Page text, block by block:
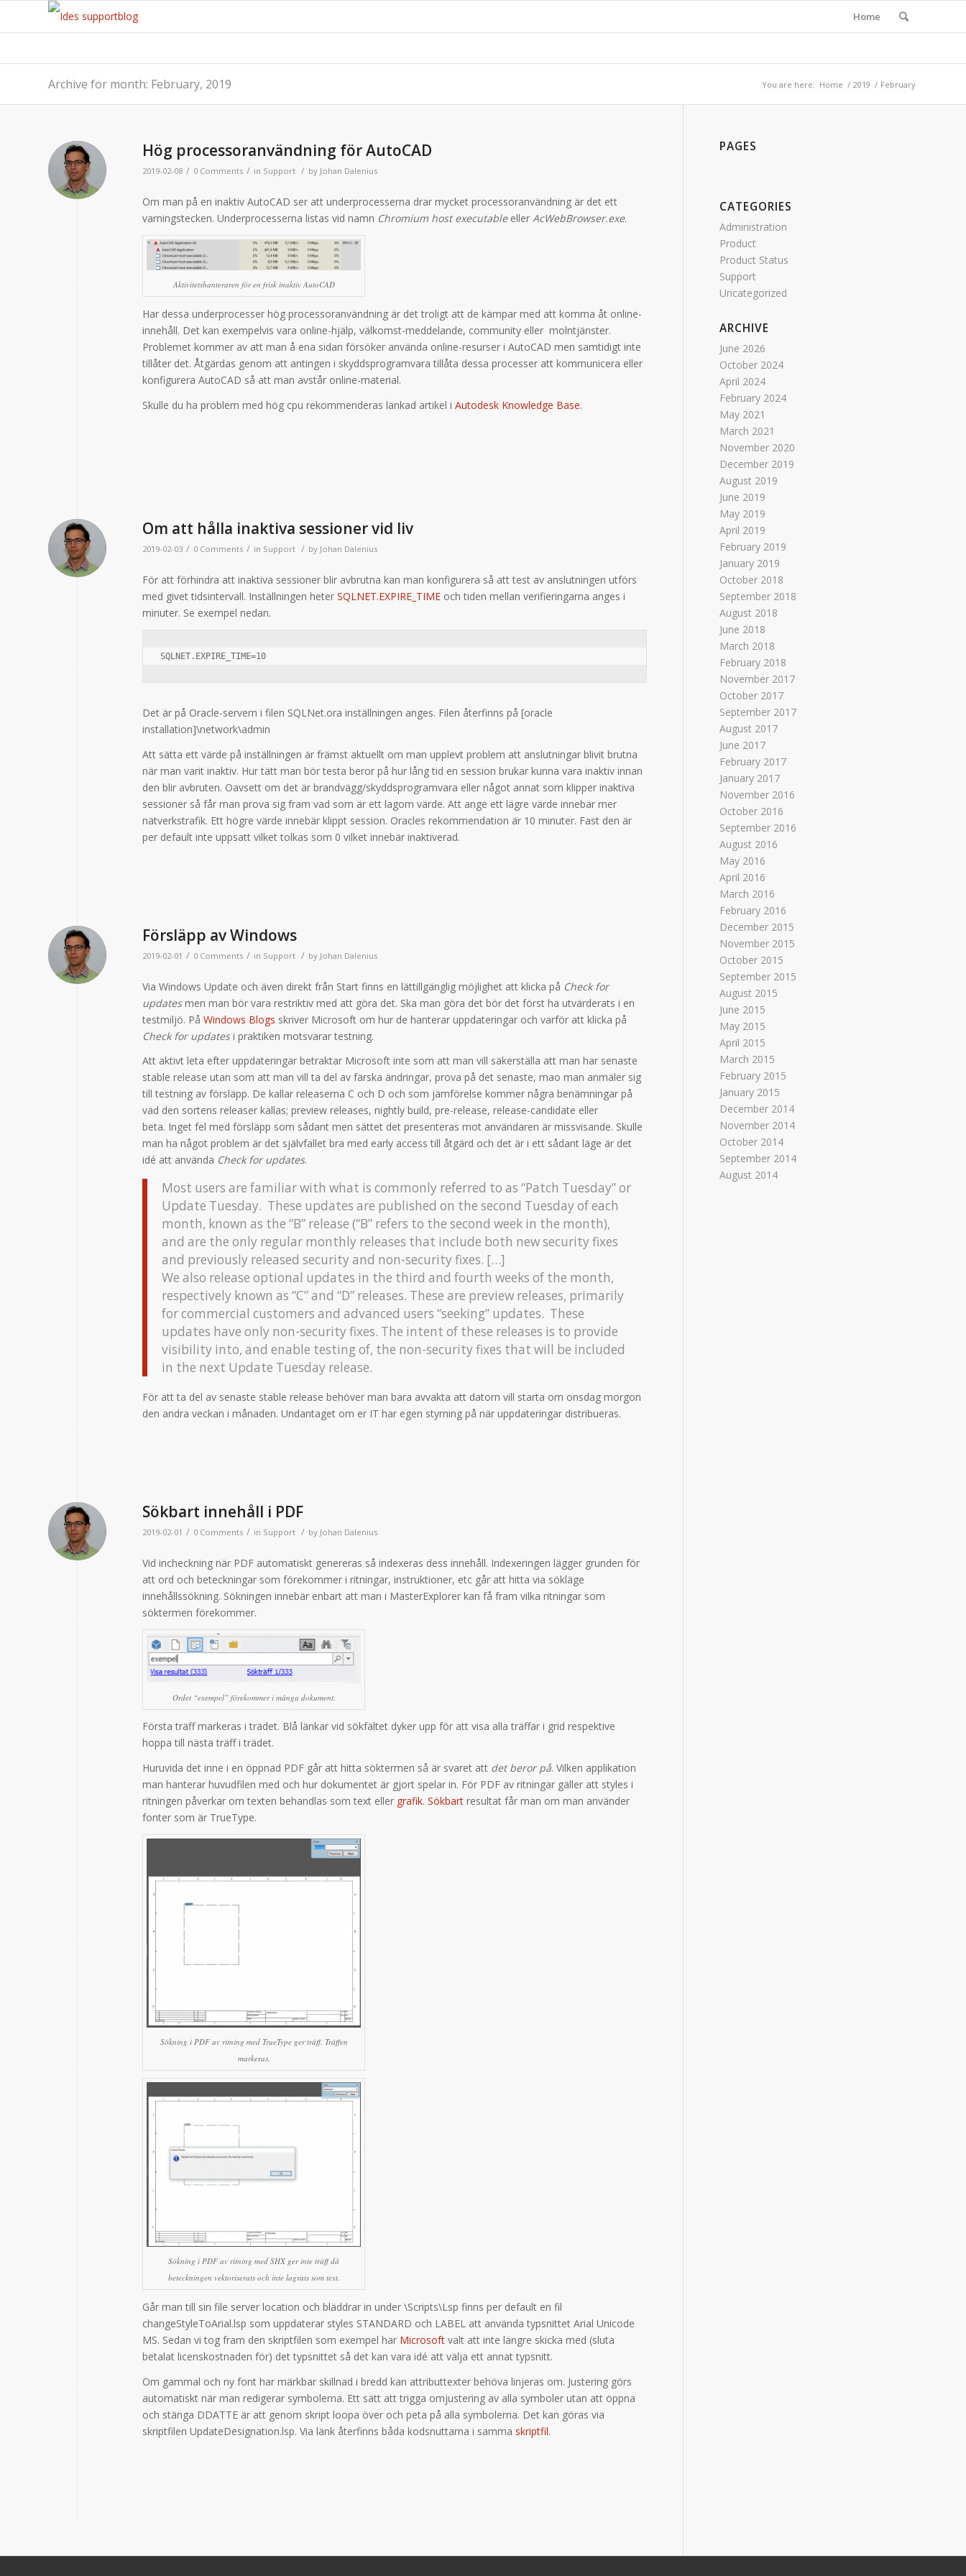
Home
Archive for month: February, 2019 You are here: Home / 2019 / February
Hög processoranvändning för AutoCAD
2019-02-08 / 0 Comments / in Support / by Johan Dalenius
Om man på en inaktiv AutoCAD ser att underprocesserna drar mycket processoranvändning är det ett
varningstecken. Underprocesserna listas vid namn Chromium host executableeller AcWebBrowser.exe.
Aktivitetshanteraren för en frisk inaktiv AutoCAD
Har dessa underprocesser hög processoranvändning är det troligt att de kämpar med att komma åt online-
innehåll. Det kan exempelvis vara online-hjälp, välkomst-meddelande, community eller molntjänster.
Problemet kommer av att man å ena sidan försöker använda online-resurser i AutoCAD men samtidigt inte
tillåter det. Åtgärdas genom att antingen i skyddsprogramvara tillåta dessa processer att kommunicera eller
konfigurera AutoCAD så att man avstår online-material.
Skulle du ha problem med hög cpu rekommenderas länkad artikel i Autodesk Knowledge Base.
Om att hålla inaktiva sessioner vid liv
2019-02-03 / 0 Comments / in Support / by Johan Dalenius
För att förhindra att inaktiva sessioner blir avbrutna kan man konfigurera så att test av anslutningen utförs
med givet tidsintervall. Inställningen heter SQLNET.EXPIRE_TIME och tiden mellan verifieringarna anges i
minuter. Se exempel nedan.
SQLNET.EXPIRE_TIME=10
Det är på Oracle-servern i filen SQLNet.ora inställningen anges. Filen återfinns på [oracle
installation]\network\admin
Att sätta ett värde på inställningen är främst aktuellt om man upplevt problem att anslutningar blivit brutna
när man varit inaktiv. Hur tätt man bör testa beror på hur lång tid en session brukar kunna vara inaktiv innan
den blir avbruten. Oavsett om det är brandvägg/skyddsprogramvara eller något annat som klipper inaktiva
sessioner så får man prova sig fram vad som är ett lagom värde. Att ange ett lägre värde innebär mer
nätverkstrafik. Ett högre värde innebär klippt session. Oracles rekommendation är 10 minuter. Fast den är
per default inte uppsatt vilket tolkas som 0 vilket innebär inaktiverad.
Försläpp av Windows
2019-02-01 / 0 Comments / in Support / by Johan Dalenius
Via Windows Update och även direkt från Start finns en lättillgänglig möjlighet att klicka på Check for
updatesmen man bör vara restriktiv med att göra det. Ska man göra det bör det först ha utvärderats i en
testmiljö. På Windows Blogs skriver Microsoft om hur de hanterar uppdateringar och varför att klicka på
Check for updatesi praktiken motsvarar testning.
Att aktivt leta efter uppdateringar betraktar Microsoft inte som att man vill säkerställa att man har senaste
stable release utan som att man vill ta del av färska ändringar, prova på det senaste, mao man anmäler sig
till testning av försläpp. De kallar releaserna C och D och som jämförelse kommer några benämningar på
vad den sortens releaser kallas; preview releases, nightly build, pre-release, release-candidate eller
beta. Inget fel med försläpp som sådant men sättet det presenteras mot användaren är missvisande. Skulle
man ha något problem är det självfallet bra med early access till åtgärd och det är i ett sådant läge är det
idé att använda Check for updates.
Most users are familiar with what is commonly referred to as “Patch Tuesday” or
Update Tuesday. These updates are published on the second Tuesday of each
month, known as the “B” release (“B” refers to the second week in the month),
and are the only regular monthly releases that include both new security fixes
and previously released security and non-security fixes. […]
We also release optional updates in the third and fourth weeks of the month,
respectively known as “C” and “D” releases. These are preview releases, primarily
for commercial customers and advanced users “seeking” updates. These
updates have only non-security fixes. The intent of these releases is to provide
visibility into, and enable testing of, the non-security fixes that will be included
in the next Update Tuesday release.
För att ta del av senaste stable release behöver man bara avvakta att datorn vill starta om onsdag morgon
den andra veckan i månaden. Undantaget om er IT har egen styrning på när uppdateringar distribueras.
Sökbart innehåll i PDF
2019-02-01 / 0 Comments / in Support / by Johan Dalenius
Vid incheckning när PDF automatiskt genereras så indexeras dess innehåll. Indexeringen lägger grunden för
att ord och beteckningar som förekommer i ritningar, instruktioner, etc går att hitta via sökläge
innehållssökning. Sökningen innebär enbart att man i MasterExplorer kan få fram vilka ritningar som
söktermen förekommer.
Ordet “exempel” förekommer i många dokument.
Första träff markeras i trädet. Blå länkar vid sökfältet dyker upp för att visa alla träffar i grid respektive
hoppa till nästa träff i trädet.
Huruvida det inne i en öppnad PDF går att hitta söktermen så är svaret att det beror på. Vilken applikation
man hanterar huvudfilen med och hur dokumentet är gjort spelar in. För PDF av ritningar gäller att styles i
ritningen påverkar om texten behandlas som text eller grafik. Sökbart resultat får man om man använder
fonter som är TrueType.
Sökning i PDF av ritning med TrueType ger träff. Träffen
markeras.
Sökning i PDF av ritning med SHX gerinte träff då
beteckningen vektoriserats och inte lagrats som text.
Går man till sin file server location och bläddrar in under \Scripts\Lsp finns per default en fil
changeStyleToArial.lsp som uppdaterar styles STANDARD och LABEL att använda typsnittet Arial Unicode
MS. Sedan vi tog fram den skriptfilen som exempel har Microsoft valt att inte längre skicka med (sluta
betalat licenskostnaden för) det typsnittet så det kan vara idé att välja ett annat typsnitt.
Om gammal och ny font har märkbar skillnad i bredd kan attributtexter behöva linjeras om. Justering görs
automatiskt när man redigerar symbolerna. Ett sätt att trigga omjustering av alla symboler utan att öppna
och stänga DDATTE är att genom skript loopa över och peta på alla symbolerna. Det kan göras via
skriptfilen UpdateDesignation.lsp. Via länk återfinns båda kodsnuttarna i samma skriptfil.
PAGES
CATEGORIES
Administration
Product
Product Status
Support
Uncategorized
ARCHIVE
June 2026
October 2024
April 2024
February 2024
May 2021
March 2021
November 2020
December 2019
August 2019
June 2019
May 2019
April 2019
February 2019
January 2019
October 2018
September 2018
August 2018
June 2018
March 2018
February 2018
November 2017
October 2017
September 2017
August 2017
June 2017
February 2017
January 2017
November 2016
October 2016
September 2016
August 2016
May 2016
April 2016
March 2016
February 2016
December 2015
November 2015
October 2015
September 2015
August 2015
June 2015
May 2015
April 2015
March 2015
February 2015
January 2015
December 2014
November 2014
October 2014
September 2014
August 2014